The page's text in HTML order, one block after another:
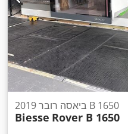
2019 ביאסה רובר B 1650
Biesse Rover B 1650